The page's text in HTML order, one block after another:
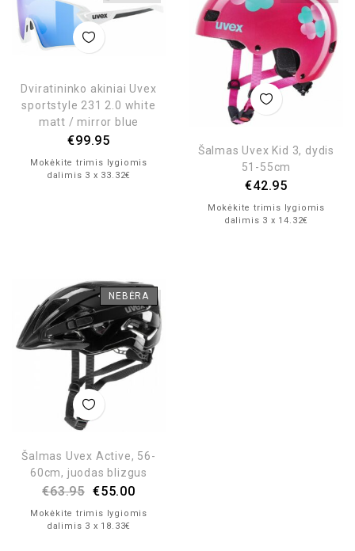
Dviratininko akiniai Uvex
sportstyle 231 2.0 white
matt / mirror blue
€99.95
Mokėkite trimis lygiomis
dalimis 3 x 33.32€
Šalmas Uvex Kid 3, dydis
51-55cm
€42.95
Mokėkite trimis lygiomis
dalimis 3 x 14.32€
NEBĖRA
Šalmas Uvex Active, 56-
60cm, juodas blizgus
€63.95 €55.00
Mokėkite trimis lygiomis
dalimis 3 x 18.33€